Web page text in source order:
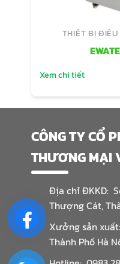
THIẾT BỊ ĐIỀU
Xem chi tiết
CÔNG TY CỔ
THƯƠNG MẠI
Địa chỉ ĐKKD:
Thượng Cát,
Xưởng sản
Thành Phố Hà